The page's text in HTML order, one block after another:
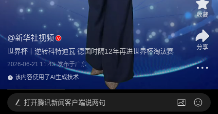
@新华社视频
世界杯｜逆转科特迪瓦 德国时隔12年再进世界杯淘汰赛
2026-06-21 11:43 发布于广东
该内容使用了AI生成技术
收藏
分享
打开腾讯新闻客户端说两句